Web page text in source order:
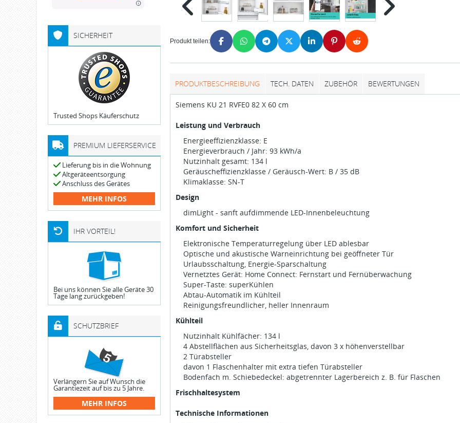
Produkt teilen:
PRODUKTBESCHREIBUNG TECH. DATEN ZUBEHÖR BEWERTUNGEN
Siemens KU 21 RVFE0 82 X 60 cm
Leistung und Verbrauch
Energieeffizienzklasse: E
Energieverbrauch / Jahr: 93 kWh/a
Nutzinhalt gesamt: 134 l
Geräuscheffizienzklasse / Geräusch-Wert: B / 35 dB
Klimaklasse: SN-T
Design
dimLight - sanft aufdimmende LED-Innenbeleuchtung
Komfort und Sicherheit
Elektronische Temperaturregelung über LED ablesbar
Optische und akustische Warneinrichtung bei geöffneter Tür
Urlaubsschaltung, Energie-Sparschaltung
Vernetztes Gerät: Home Connect: Fernstart und Fernüberwachung
Super-Taste: superKühlen
Abtau-Automatik im Kühlteil
Reinigungsfreundlicher, heller Innenraum
Kühlteil
Nutzinhalt Kühlfächer: 134 l
4 Abstellflächen aus Sicherheitsglas, davon 3 x höhenverstellbar
2 Türabsteller
davon 1 Flaschenhalter mit extra tiefen Türabsteller
Bodenfach m. Schiebedeckel: abgetrennter Lagerbereich z. B. für Flaschen
Frischhaltesystem
Technische Informationen
SICHERHEIT
Trusted Shops Käuferschutz
PREMIUM LIEFERSERVICE
Lieferung bis in die Wohnung
Altgeräteentsorgung
Anschluss des Gerätes
MEHR INFOS
IHR VORTEIL!
Bei uns können Sie alle Geräte 30
Tage lang zurückgeben!
SCHUTZBRIEF
Verlängern Sie auf Wunsch die
Garantiezeit auf bis zu 5 Jahre.
MEHR INFOS